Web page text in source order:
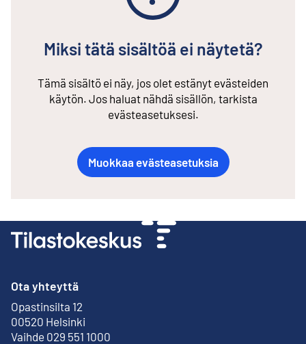
Miksi tätä sisältöä ei näytetä?
Tämä sisältö ei näy, jos olet estänyt evästeiden
käytön. Jos haluat nähdä sisällön, tarkista
evästeasetuksesi.
Muokkaa evästeasetuksia
Ota yhteyttä
Opastinsilta 12
00520 Helsinki
Ulkoinen linkki
Vaihde 029 551 1000